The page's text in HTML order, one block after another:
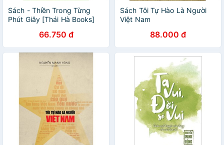
Sách - Thiền Trong Từng
Phút Giây [Thái Hà Books]
66.750 đ
Sách Tôi Tự Hào Là Người
Việt Nam
88.000 đ